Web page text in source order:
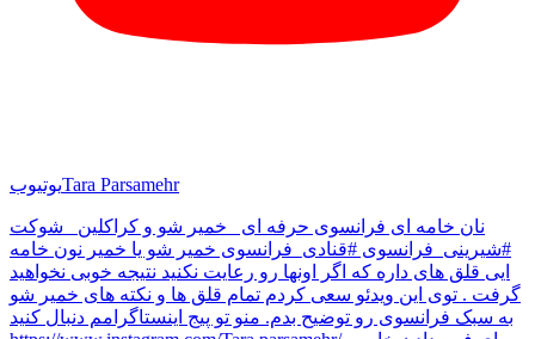
یوتیوبTara Parsamehr
نان خامه ای فرانسوی حرفه ای _خمیر شو و کراکلین _شوکت
#شیرینی_فرانسوی #قنادی_فرانسوی خمیر شو یا خمیر نون خامه
ایی قلق های داره که اگر اونها رو رعایت نکنید نتیجه خوبی نخواهید
گرفت . توی این ویدئو سعی کردم تمام قلق ها و نکته های خمیر شو
به سبک فرانسوی رو توضیح بدم. منو تو پیج اینستاگرامم دنبال کنید